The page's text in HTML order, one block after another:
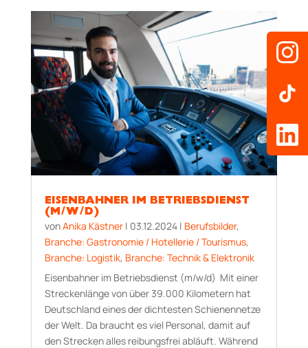
EISENBAHNER IM BETRIEBSDIENST
(M/W/D)
vonAnika Kästner| 03.12.2024| Berufsbilder,
Branche: Gastronomie / Hotellerie / Tourismus,
Branche: Logistik, Branche: Technik & Elektronik
Eisenbahner im Betriebsdienst (m/w/d) Mit einer
Streckenlänge von über 39.000 Kilometern hat
Deutschland eines der dichtesten Schienennetze
der Welt. Da braucht es viel Personal, damit auf
den Strecken alles reibungsfrei abläuft. Während